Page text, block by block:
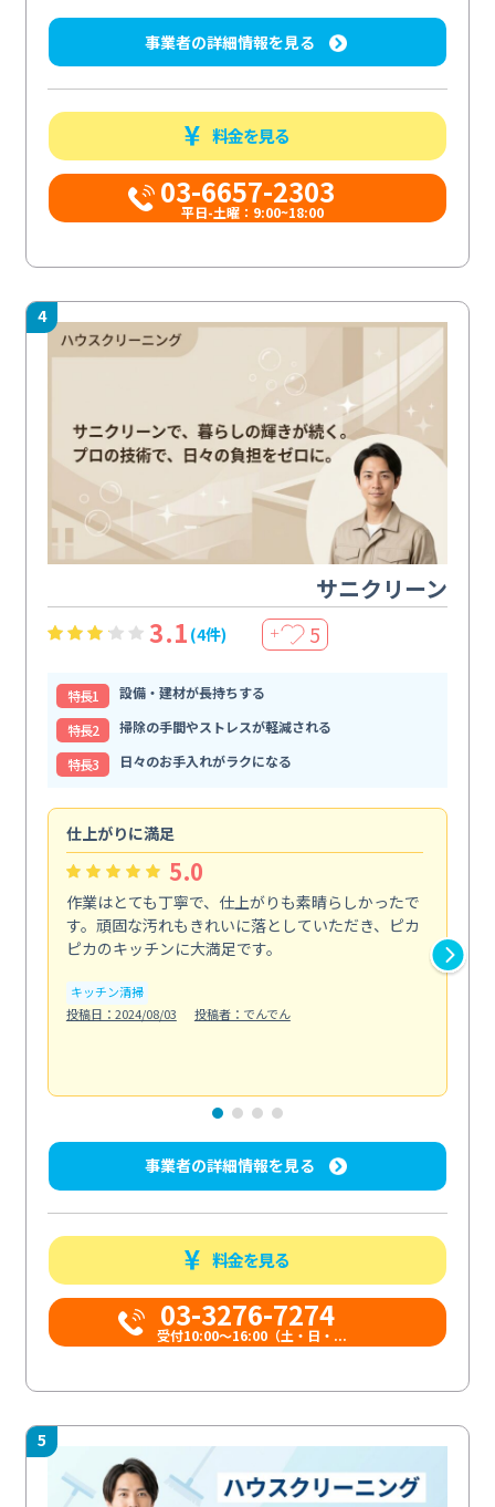
事業者の詳細情報を見る
料金を見る
03-6657-2303
平日-土曜：9:00~18:00
4
サニクリーン
3.1 (4件) ＋ 5
特⻑1
設備・建材が長持ちする
特⻑2
掃除の手間やストレスが軽減される
特⻑3
日々のお手入れがラクになる
仕上がりに満足
5.0
作業はとても丁寧で、仕上がりも素晴らしかったで
す。頑固な汚れもきれいに落としていただき、ピカ
ピカのキッチンに大満足です。
キッチン清掃
投稿日：2024/08/03
投稿者：でんでん
事業者の詳細情報を見る
料金を見る
03-3276-7274
受付10:00〜16:00（土・日・...
5